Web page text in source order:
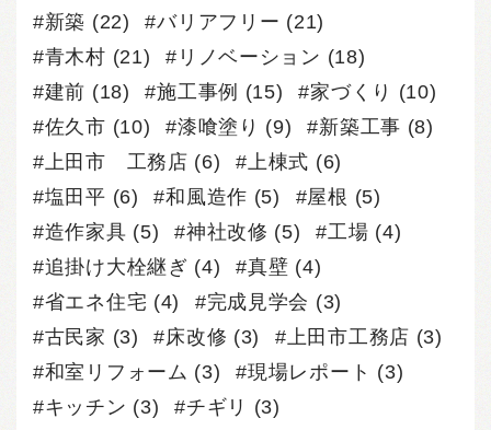
新築 (22) バリアフリー (21)
青木村 (21) リノベーション (18)
建前 (18) 施工事例 (15) 家づくり (10)
佐久市 (10) 漆喰塗り (9) 新築工事 (8)
上田市 工務店 (6) 上棟式 (6)
塩田平 (6) 和風造作 (5) 屋根 (5)
造作家具 (5) 神社改修 (5) 工場 (4)
追掛け大栓継ぎ (4) 真壁 (4)
省エネ住宅 (4) 完成見学会 (3)
古民家 (3) 床改修 (3) 上田市工務店 (3)
和室リフォーム (3) 現場レポート (3)
キッチン (3) チギリ (3)